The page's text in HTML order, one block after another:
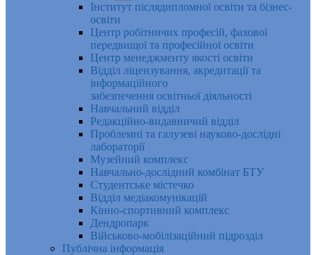
Інститут післядипломної освіти та бізнес-
освіти
Центр робітничих професій, фахової
передвищої та професійної освіти
Центр менеджменту якості освіти
Відділ ліцензування, акредитації та
інформаційного
забезпечення освітньої діяльності
Навчальний відділ
Редакційно-видавничий відділ
Проблемні та галузеві науково-дослідні
лабораторії
Музейний комплекс
Навчально-дослідний комбінат БТУ
Студентське містечко
Відділ медіакомунікацій
Кінно-спортивний комплекс
Дендропарк
Військово-мобілізаційний підрозділ
Публічна інформація